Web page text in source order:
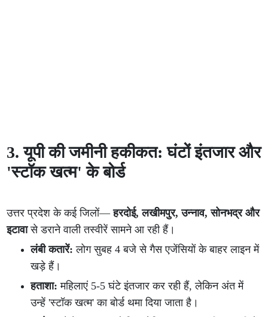
3. यूपी की जमीनी हकीकत: घंटों इंतजार और
'स्टॉक खत्म' के बोर्ड
उत्तर प्रदेश के कई जिलों—हरदोई, लखीमपुर, उन्नाव, सोनभद्र और
इटावासे डराने वाली तस्वीरें सामने आ रही हैं।
लंबी कतारें: लोग सुबह 4 बजे से गैस एजेंसियों के बाहर लाइन में
खड़े हैं।
हताशा: महिलाएं 5-5 घंटे इंतजार कर रही हैं, लेकिन अंत में
उन्हें 'स्टॉक खत्म' का बोर्ड थमा दिया जाता है।